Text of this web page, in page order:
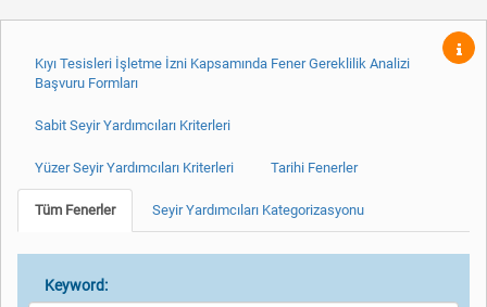
Kıyı Tesisleri İşletme İzni Kapsamında Fener Gereklilik Analizi
Başvuru Formları
Sabit Seyir Yardımcıları Kriterleri
Yüzer Seyir Yardımcıları Kriterleri Tarihi Fenerler
Tüm Fenerler Seyir Yardımcıları Kategorizasyonu
Keyword: